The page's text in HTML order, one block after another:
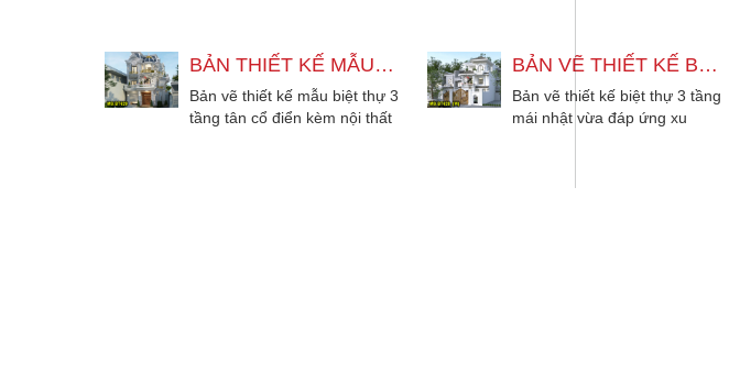
BẢN THIẾT KẾ MẪU BIỆT THỰ 3 TẦNG TÂN CỔ ĐIỂN ĐẸP KÈM NỘI THẤT
Bản vẽ thiết kế mẫu biệt thự 3
tầng tân cổ điển kèm nội thất
BẢN VẼ THIẾT KẾ BIỆT THỰ 3 TẦNG MÁI NHẬT TÂN CỔ ĐIỂN 3 PHÒNG NGỦ
Bản vẽ thiết kế biệt thự 3 tầng
mái nhật vừa đáp ứng xu